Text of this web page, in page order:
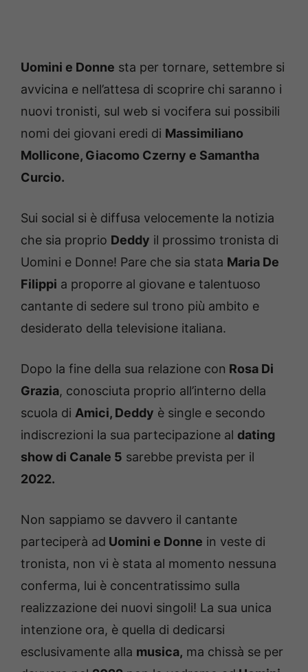
Uomini e Donne sta per tornare, settembre si
avvicina e nell’attesa di scoprire chi saranno i
nuovi tronisti, sul web si vocifera sui possibili
nomi dei giovani eredi di Massimiliano
Mollicone, Giacomo Czerny e Samantha
Curcio.
Sui social si è diffusa velocemente la notizia
che sia proprio Deddy il prossimo tronista di
Uomini e Donne! Pare che sia stata Maria De
Filippi a proporre al giovane e talentuoso
cantante di sedere sul trono più ambito e
desiderato della televisione italiana.
Dopo la fine della sua relazione con Rosa Di
Grazia, conosciuta proprio all’interno della
scuola di Amici, Deddy è single e secondo
indiscrezioni la sua partecipazione al dating
show di Canale 5 sarebbe prevista per il
2022.
Non sappiamo se davvero il cantante
parteciperà ad Uomini e Donne in veste di
tronista, non vi è stata al momento nessuna
conferma, lui è concentratissimo sulla
realizzazione dei nuovi singoli! La sua unica
intenzione ora, è quella di dedicarsi
esclusivamente alla musica, ma chissà se per